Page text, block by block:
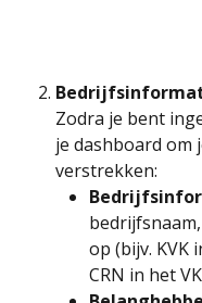
Zodra je bent
je dashboard om
verstrekken:
op (bijv. KVK
CRN in het